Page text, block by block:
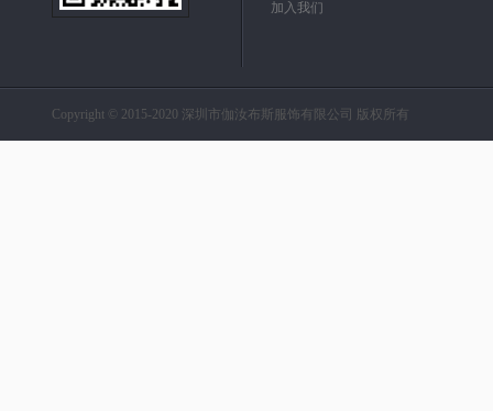
加入我们
Copyright © 2015-2020 深圳市伽汝布斯服饰有限公司 版权所有